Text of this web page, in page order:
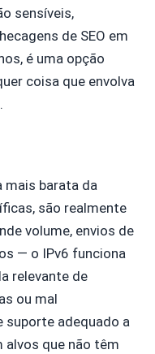
sensíveis,
de SEO em
é uma opção
coisa que envolva
mais barata da
são realmente
volume, envios de
— o IPv6 funciona
relevante de
ou mal
suporte adequado a
alvos que não têm